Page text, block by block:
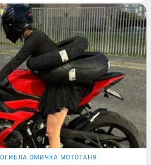
ОМИЧКА МОТОТАНЯ